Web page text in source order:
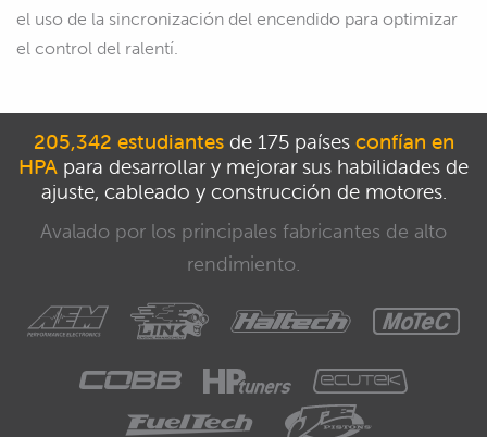
el uso de la sincronización del encendido para optimizar
el control del ralentí.
205,342 estudiantesde 175 países confían en
HPA para desarrollar y mejorar sus habilidades de
ajuste, cableado y construcción de motores.
Avalado por los principales fabricantes de alto
rendimiento.